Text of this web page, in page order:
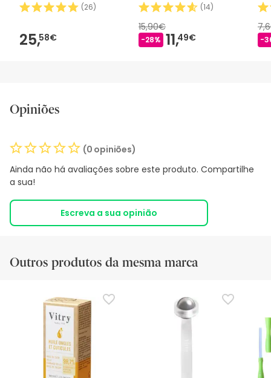
(26)
25,58€
(14)
15,90€
-28% 11,49€ -
Opiniões
(0 opiniões)
Ainda não há avaliações sobre este produto. Compartilhe
a sua!
Escreva a sua opinião
Outros produtos da mesma marca